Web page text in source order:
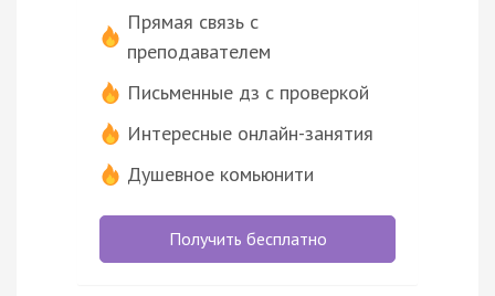
Прямая связь с
преподавателем
Письменные дз с проверкой
Интересные онлайн-занятия
Душевное комьюнити
Получить бесплатно